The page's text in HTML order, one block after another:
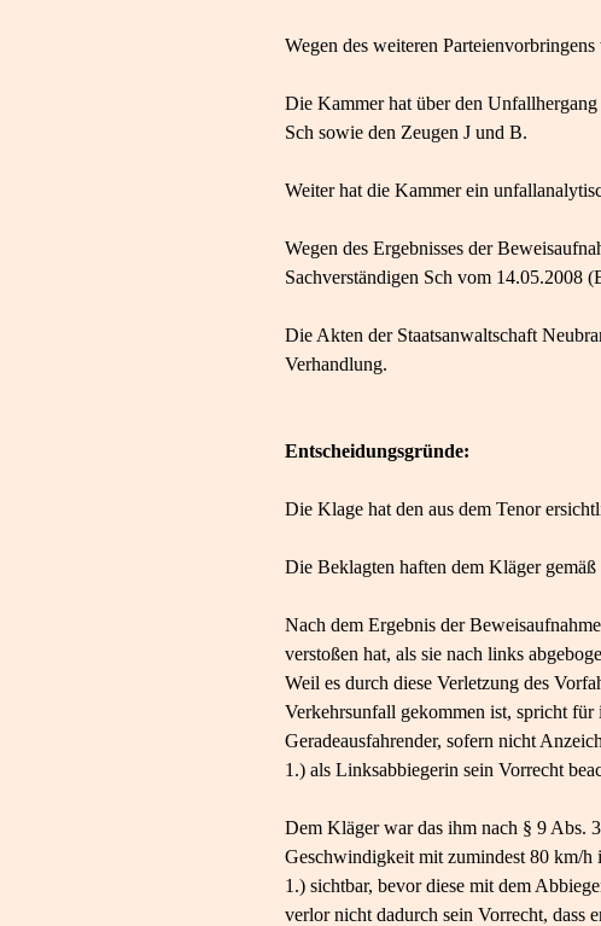
Wegen des weiteren
Die Kammer hat über den
Sch sowie den Zeugen J und B.
Weiter hat die Kammer ein
Wegen des Ergebnisses der
Sachverständigen Sch vom 14.05.2008
Die Akten der Staatsanwaltschaft
Verhandlung.
Entscheidungsgründe:
Die Klage hat den aus dem Tenor
Die Beklagten haften dem Kläger
Nach dem Ergebnis der
verstoßen hat, als sie nach links
Weil es durch diese Verletzung des
Verkehrsunfall gekommen ist, spricht
Geradeausfahrender, sofern nicht
1.) als Linksabbiegerin sein Vorrecht
Dem Kläger war das ihm nach § 9 Abs.
Geschwindigkeit mit zumindest 80 km/h
1.) sichtbar, bevor diese mit dem
verlor nicht dadurch sein Vorrecht, dass